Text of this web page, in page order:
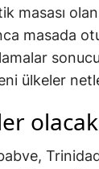
masası
masada
ülkeler
olacak